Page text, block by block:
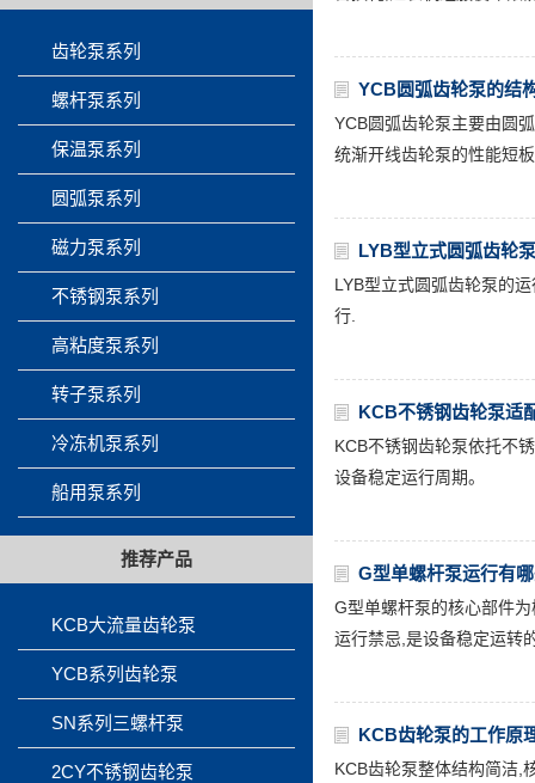
YCB圆弧齿轮泵的结
YCB圆弧齿轮泵主要由圆
统渐开线齿轮泵的性能短
LYB型立式圆弧齿轮
LYB型立式圆弧齿轮泵的
行.
KCB不锈钢齿轮泵适
KCB不锈钢齿轮泵依托不
设备稳定运行周期。
G型单螺杆泵运行有
G型单螺杆泵的核心部件
运行禁忌,是设备稳定运转
KCB齿轮泵的工作原
KCB齿轮泵整体结构简洁,
齿轮泵系列
螺杆泵系列
保温泵系列
圆弧泵系列
磁力泵系列
不锈钢泵系列
高粘度泵系列
转子泵系列
冷冻机泵系列
船用泵系列
推荐产品
KCB大流量齿轮泵
YCB系列齿轮泵
SN系列三螺杆泵
2CY不锈钢齿轮泵